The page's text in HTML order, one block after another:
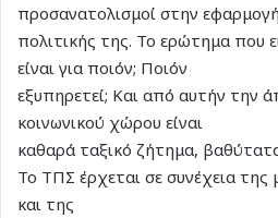
προσανατολισμοί στην
πολιτικής της. Το ερώτημα που
είναι για ποιόν; Ποιόν
εξυπηρετεί; Και από αυτήν την
κοινωνικού χώρου είναι
καθαρά ταξικό ζήτημα,
Το ΤΠΣ έρχεται σε συνέχεια
και της